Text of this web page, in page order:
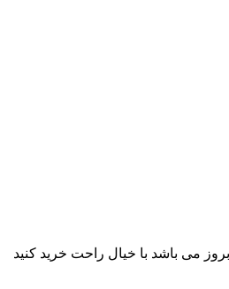
می باشد با خیال راحت خرید کنید